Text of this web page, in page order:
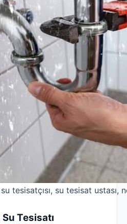
tesisatçısı, su tesisat
Tesisatı